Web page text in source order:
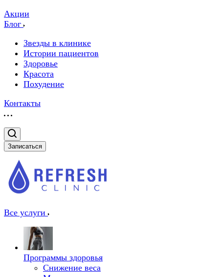
Акции
Блог
Звезды в клинике
Истории пациентов
Здоровье
Красота
Похудение
Контакты
Записаться
Все услуги
Программы здоровья
Снижение веса